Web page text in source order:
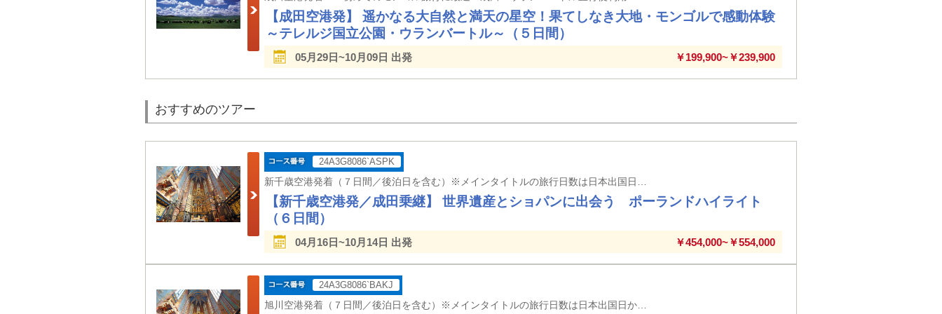
【成田空港発】 遥かなる大自然と満天の星空！果てしなき大地・モンゴルで感動体験
～テレルジ国立公園・ウランバートル～（５日間）
05月29日~10月09日 出発 ￥199,900~￥239,900
おすすめのツアー
24A3G8086`ASPK
【新千歳空港発／成田乗継】 世界遺産とショパンに出会う ポーランドハイライト
（６日間）
04月16日~10月14日 出発 ￥454,000~￥554,000
24A3G8086`BAKJ